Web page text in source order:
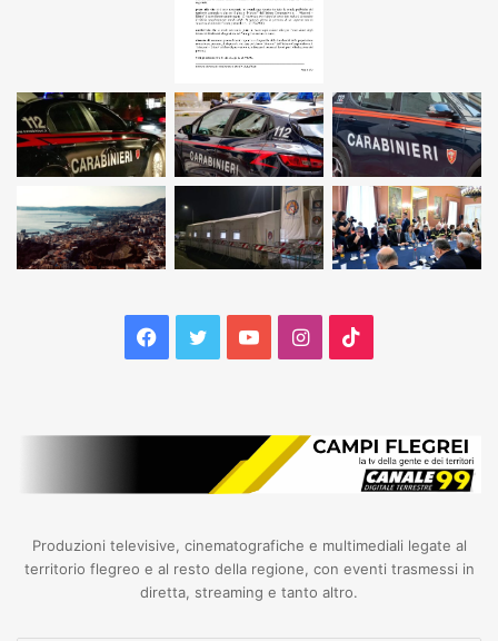
Facebook
TwitterYouTubeInstagram
Produzioni televisive, cinematografiche e multimediali legate al
territorio flegreo e al resto della regione, con eventi trasmessi in
diretta, streaming e tanto altro.